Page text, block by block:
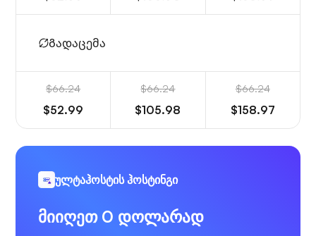
Გადაცემა
$66.24
$52.99
$66.24
$105.98
$66.24
$158.97
ულტაჰოსტის ჰოსტინგი
მიიღეთ 0 დოლარად